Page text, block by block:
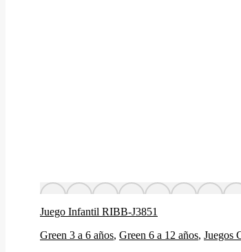
Juego Infantil RIBB-J3851
Green 3 a 6 años, Green 6 a 12 años, Juegos